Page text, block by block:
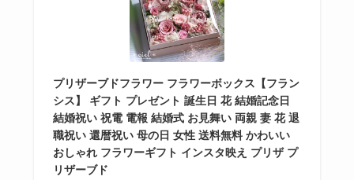
プリザーブドフラワー フラワーボックス【フラン
シス】 ギフト プレゼント 誕生日 花 結婚記念日
結婚祝い 祝電 電報 結婚式 お見舞い 両親 妻 花 退
職祝い 還暦祝い 母の日 女性 送料無料 かわいい
おしゃれ フラワーギフト インスタ映え プリザ プ
リザーブド